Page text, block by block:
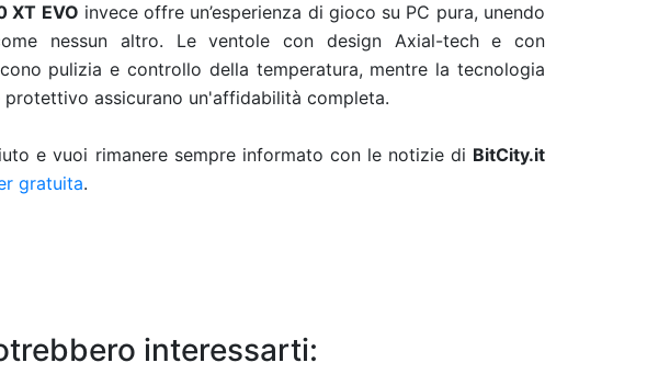
XT EVO invece offre un’esperienza di gioco su PC pura, unendo
nessun altro. Le ventole con design Axial-tech e con
pulizia e controllo della temperatura, mentre la tecnologia
assicurano un'affidabilità completa.
e vuoi rimanere sempre informato con le notizie di BitCity.it
gratuita.
interessarti: